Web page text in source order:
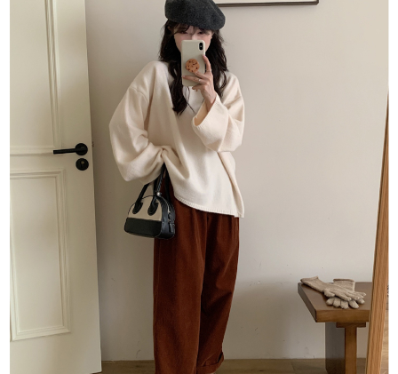
【「AFTEE先享後付」結帳流程】
１．於結帳方式選擇「AFTEE先享後付」後，將跳轉至「AFTEE先享後付」
結帳頁面，進行簡訊認證並確認金額後，即可完成結帳。
２．訂單成立數日內，您將收到繳費通知簡訊。
３．收到繳費通知簡訊後14天內，點擊此簡訊中的連結，可透過四大超商／
ATM／網路銀行／等多元方式進行付款，方視為交易完成。
※ 請注意：結帳手續完成當下不需立刻繳費，但若您需要取消訂單，請聯絡
購買商品的店家。未經商家同意取消之訂單仍視為有效，需透過AFTEE先享
後付繳納相關費用。
※ 交易是否成功請以「AFTEE先享後付 」之結帳頁面顯示為準，若有關於
是否繳費成功／繳費後需取消欲退款等相關疑問，請聯繫「AFTEE先享後付
https://netprotections.freshdesk.com/support/home
１．透過由恩沛科技股份有限公司提供之「AFTEE先享後付」服務完成之交
易，需依本服務之必要範圍內提供個人資料，並將交易相關給付款項請求債
２．關於個人資料處理事宜，請瀏覽以下網址：
３．未成年的使用者請事先徵得法定代理人或監護人之同意方可使用
「AFTEE先享後付」，若未經同意申辦者引起之損失，本公司不負相關責
４．使用「AFTEE先享後付」時，將依據個別帳號之用戶狀況，依本公司即
每筆NT$80，滿NT$1,500(含以上)免運費
每筆NT$80，滿NT$1,500(含以上)免運費
每筆NT$80，滿NT$1,500(含以上)免運費
付款後萊爾富取貨
每筆NT$80，滿NT$1,500(含以上)免運費
每筆NT$80，滿NT$1,500(含以上)免運費
每筆NT$80，滿NT$1,500(含以上)免運費
宅配
每筆NT$100，滿NT$1,500(含以上)免運費